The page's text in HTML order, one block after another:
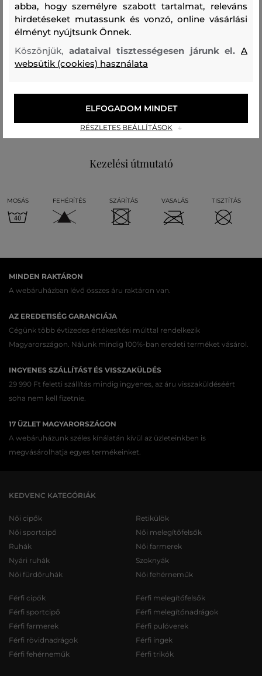
Szezon: PF24 Termék kódja 596026-424-GC-301-13/15
Összetétel
felső anyag
POLIAMID ELASZTÁN
Kezelési útmutató
MOSÁS FEHÉRÍTÉS SZÁRÍTÁS VASALÁS TISZTÍTÁS
MINDEN RAKTÁRON
A webáruházban lévő összes áru raktáron van.
AZ EREDETISÉG GARANCIÁJA
Cégünk több évtizedes értékesítési múlttal rendelkezik
Magyarországon. Nálunk mindig 100%-ban eredeti terméket vásárol.
INGYENES SZÁLLÍTÁST ÉS VISSZAKÜLDÉS
29 990 Ft feletti szállítás mindig ingyenes, az áru visszaküldéséért
soha nem kell fizetnie.
17 ÜZLET MAGYARORSZÁGON
A webáruházunk széles kínálatán kívül az üzleteinkben is
megvásárolhatja egyes termékeinket.
KEDVENC KATEGÓRIÁK
Női cipők
Női sportcipő
Ruhák
Nyári ruhák
Női fürdőruhák
Retikülök
Női melegítőfelsők
Női farmerek
Szoknyák
Női fehérneműk
Férfi cipők
Férfi sportcipő
Férfi farmerek
Férfi rövidnadrágok
Férfi fehérneműk
Férfi melegítőfelsők
Férfi melegítőnadrágok
Férfi pulóverek
Férfi ingek
Férfi trikók
abba, hogy személyre szabott tartalmat, releváns
hirdetéseket mutassunk és vonzó, online vásárlási
élményt nyújtsunk Önnek.
Köszönjük, adataival tisztességesen járunk el.A
websütik (cookies) használata
RÉSZLETES BEÁLLÍTÁSOK
ELFOGADOM MINDET